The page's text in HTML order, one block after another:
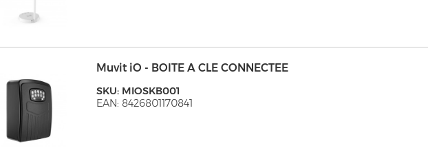
Muvit iO - BOITE A CLE CONNECTEE
SKU: MIOSKB001
EAN: 8426801170841